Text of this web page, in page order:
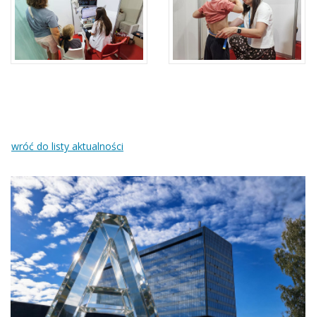
wróć do listy aktualności